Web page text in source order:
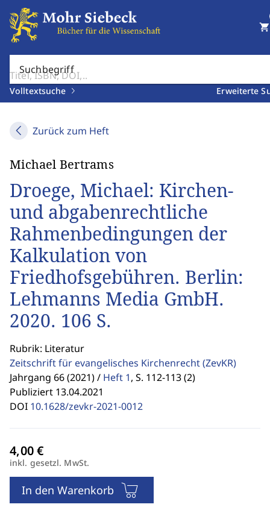
Suchbegriff
Volltextsuche Erweiterte
shopping_cart
Zurück zum Heft
Michael Bertrams
Droege, Michael: Kirchen‑
und abgabenrechtliche
Rahmenbedingungen der
Kalkulation von
Friedhofsgebühren. Berlin:
Lehmanns Media GmbH.
2020. 106 S.
Rubrik: Literatur
Zeitschrift für evangelisches Kirchenrecht(ZevKR)
Jahrgang 66 (2021) / Heft 1, S. 112-113 (2)
Publiziert 13.04.2021
DOI 10.1628/zevkr-2021-0012
inkl. gesetzl. MwSt.
In den Warenkorb